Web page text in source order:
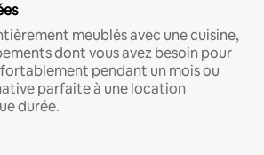
meublés avec une cuisine,
dont vous avez besoin pour
pendant un mois ou
parfaite à une location
durée.